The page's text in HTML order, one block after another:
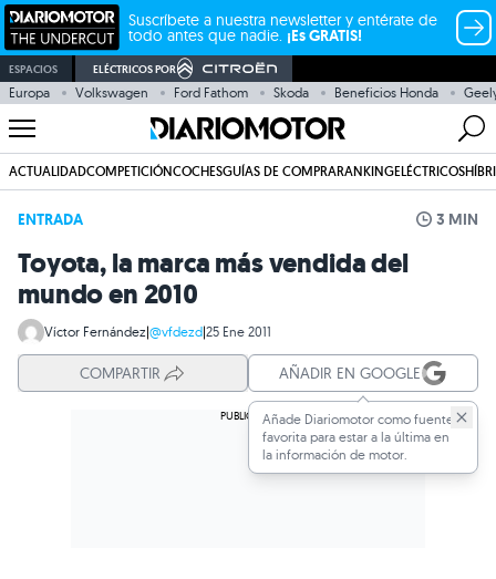
Suscríbete a nuestra newsletter y entérate de
todo antes que nadie. ¡Es GRATIS!
ESPACIOS ELÉCTRICOS POR
Europa Volkswagen Ford Fathom Skoda Beneficios Honda
ACTUALIDADCOMPETICIÓNCOCHESGUÍAS DE COMPRARANKINGELÉCTRICOS
ENTRADA 3 MIN
Toyota, la marca más vendida del
mundo en 2010
Víctor Fernández|@vfdezd|25 Ene 2011
COMPARTIR AÑADIR EN GOOGLE
Añade Diariomotor como fuente
favorita para estar a la última en
la información de motor.